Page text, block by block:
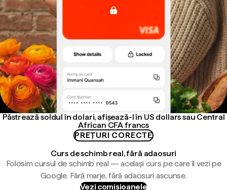
Păstrează soldul în dolari, afișează-l în US dollars sau Central
African CFA francs
PREȚURI CORECTE
Curs de schimb real, fără adaosuri
Folosim cursul de schimb real — același curs pe care îl vezi pe
Google. Fără marje, fără adaosuri ascunse.
Vezi comisioanele